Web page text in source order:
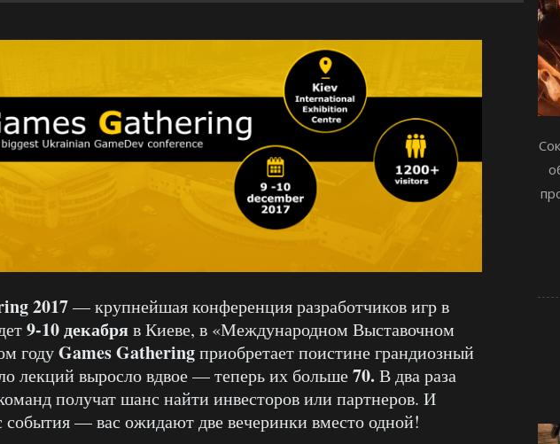
2017— крупнейшая конференция разработчиков игр в
9-10 декабряв Киеве, в «Международном Выставочном
годуGames Gatheringприобретает поистине грандиозный
лекций выросло вдвое — теперь их больше70. В два раза
получат шанс найти инвесторов или партнеров. И
события — вас ожидают две вечеринки вместо одной!